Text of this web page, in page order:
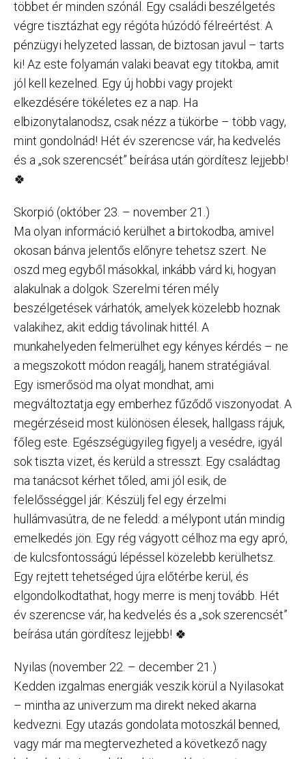
többet ér minden szónál. Egy családi beszélgetés
végre tisztázhat egy régóta húzódó félreértést. A
pénzügyi helyzeted lassan, de biztosan javul – tarts
ki! Az este folyamán valaki beavat egy titokba, amit
jól kell kezelned. Egy új hobbi vagy projekt
elkezdésére tökéletes ez a nap. Ha
elbizonytalanodsz, csak nézz a tükörbe – több vagy,
mint gondolnád! Hét év szerencse vár, ha kedvelés
és a „sok szerencsét” beírása után gördítesz lejjebb!
🍀
Skorpió (október 23. – november 21.)
Ma olyan információ kerülhet a birtokodba, amivel
okosan bánva jelentős előnyre tehetsz szert. Ne
oszd meg egyből másokkal, inkább várd ki, hogyan
alakulnak a dolgok. Szerelmi téren mély
beszélgetések várhatók, amelyek közelebb hoznak
valakihez, akit eddig távolinak hittél. A
munkahelyeden felmerülhet egy kényes kérdés – ne
a megszokott módon reagálj, hanem stratégiával.
Egy ismerősöd ma olyat mondhat, ami
megváltoztatja egy emberhez fűződő viszonyodat. A
megérzéseid most különösen élesek, hallgass rájuk,
főleg este. Egészségügyileg figyelj a vesédre, igyál
sok tiszta vizet, és kerüld a stresszt. Egy családtag
ma tanácsot kérhet tőled, ami jól esik, de
felelősséggel jár. Készülj fel egy érzelmi
hullámvasútra, de ne feledd: a mélypont után mindig
emelkedés jön. Egy rég vágyott célhoz ma egy apró,
de kulcsfontosságú lépéssel közelebb kerülhetsz.
Egy rejtett tehetséged újra előtérbe kerül, és
elgondolkodtathat, hogy merre is menj tovább. Hét
év szerencse vár, ha kedvelés és a „sok szerencsét”
beírása után gördítesz lejjebb! 🍀
Nyilas (november 22. – december 21.)
Kedden izgalmas energiák veszik körül a Nyilasokat
– mintha az univerzum ma direkt neked akarna
kedvezni. Egy utazás gondolata motoszkál benned,
vagy már ma megtervezheted a következő nagy